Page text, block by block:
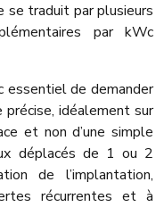
se traduit par plusieurs
par kWc
essentiel de demander
précise, idéalement sur
et non d’une simple
déplacés de 1 ou 2
de l’implantation,
récurrentes et à